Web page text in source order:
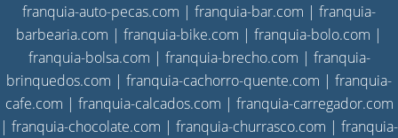
franquia-auto-pecas.com | franquia-bar.com | franquia-
barbearia.com | franquia-bike.com | franquia-bolo.com |
franquia-bolsa.com | franquia-brecho.com | franquia-
brinquedos.com | franquia-cachorro-quente.com | franquia-
cafe.com | franquia-calcados.com | franquia-carregador.com
| franquia-chocolate.com | franquia-churrasco.com | franquia-